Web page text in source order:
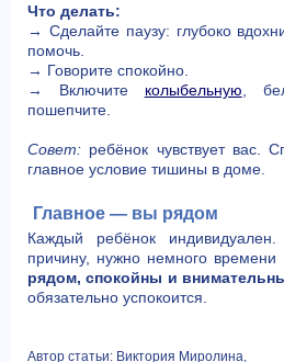
Что делать:
→ Сделайте паузу: глубоко
помочь.
→ Говорите спокойно.
→ Включите колыбельную ,
пошепчите.
Совет: ребёнок чувствует вас.
главное условие тишины в доме.
Главное — вы рядом
Каждый ребёнок
причину, нужно немного
рядом, спокойны и
обязательно успокоится.
Автор статьи: Виктория Миролина,